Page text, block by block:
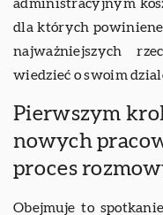
administracyjnym
dla których
najważniejszych
wiedzieć o swoim
Pierwszym
nowych
proces
Obejmuje to